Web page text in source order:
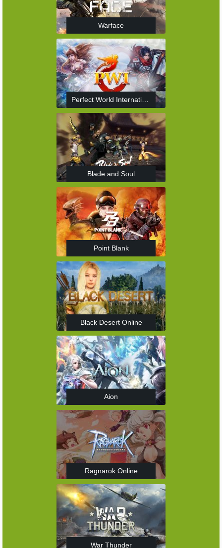
Warface
Blade and Soul
Point Blank
Black Desert Online
Aion
Ragnarok Online
War Thunder